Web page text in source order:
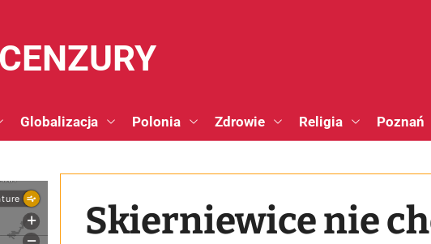
Globalizacja Polonia Zdrowie Religia Poznań
Skierniewice nie